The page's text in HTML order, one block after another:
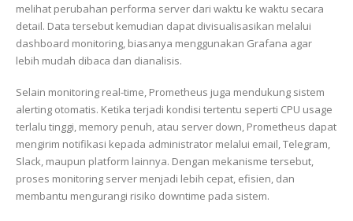
melihat perubahan performa server dari waktu ke waktu secara
detail. Data tersebut kemudian dapat divisualisasikan melalui
dashboard monitoring, biasanya menggunakan Grafana agar
lebih mudah dibaca dan dianalisis.
Selain monitoring real-time, Prometheus juga mendukung sistem
alerting otomatis. Ketika terjadi kondisi tertentu seperti CPU usage
terlalu tinggi, memory penuh, atau server down, Prometheus dapat
mengirim notifikasi kepada administrator melalui email, Telegram,
Slack, maupun platform lainnya. Dengan mekanisme tersebut,
proses monitoring server menjadi lebih cepat, efisien, dan
membantu mengurangi risiko downtime pada sistem.